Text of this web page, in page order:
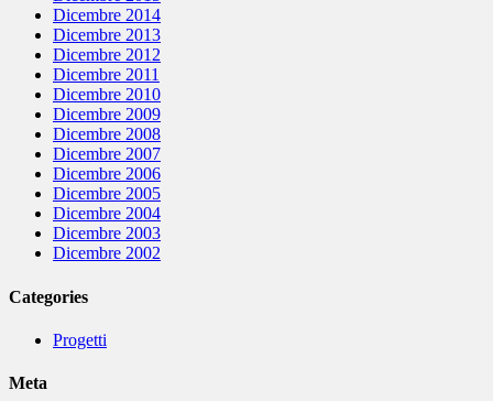
Dicembre 2014
Dicembre 2013
Dicembre 2012
Dicembre 2011
Dicembre 2010
Dicembre 2009
Dicembre 2008
Dicembre 2007
Dicembre 2006
Dicembre 2005
Dicembre 2004
Dicembre 2003
Dicembre 2002
Categories
Progetti
Meta